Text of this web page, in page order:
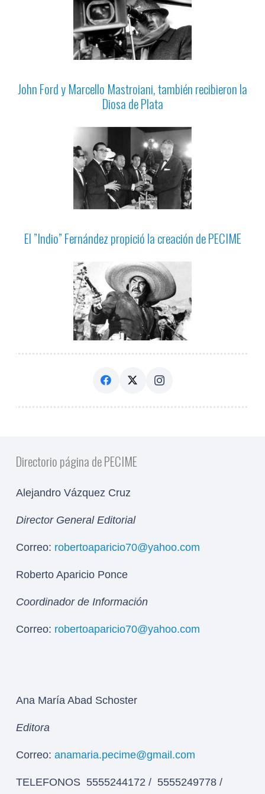
John Ford y Marcello Mastroiani, también recibieron la
Diosa de Plata
El ”Indio” Fernández propició la creación de PECIME
Directorio página de PECIME
Alejandro Vázquez Cruz
Director General Editorial
Correo: robertoaparicio70@yahoo.com
Roberto Aparicio Ponce
Coordinador de Información
Correo: robertoaparicio70@yahoo.com
Ana María Abad Schoster
Editora
Correo: anamaria.pecime@gmail.com
TELEFONOS 5555244172 / 5555249778 /